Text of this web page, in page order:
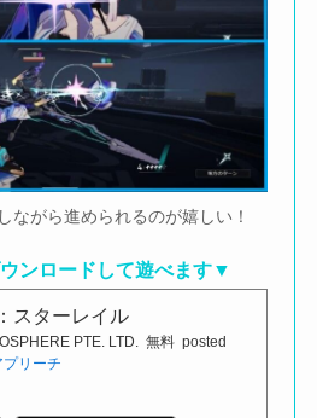
ながら進められるのが嬉しい！
ンロードして遊べます▼
スターレイル
PTE. LTD. 無料 posted
プリーチ